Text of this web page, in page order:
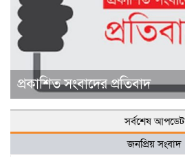
প্রকাশিত সংবাদের প্রতিবাদ
সর্বশেষ আপডেট
জনপ্রিয় সংবাদ